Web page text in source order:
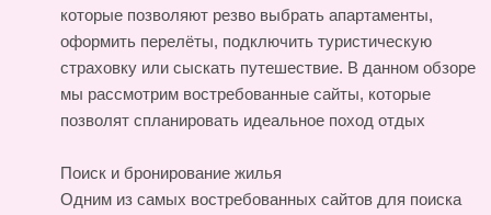
которые позволяют резво выбрать апартаменты,
оформить перелёты, подключить туристическую
страховку или сыскать путешествие. В данном обзоре
мы рассмотрим востребованные сайты, которые
позволят спланировать идеальное поход отдых
Поиск и бронирование жилья
Одним из самых востребованных сайтов для поиска